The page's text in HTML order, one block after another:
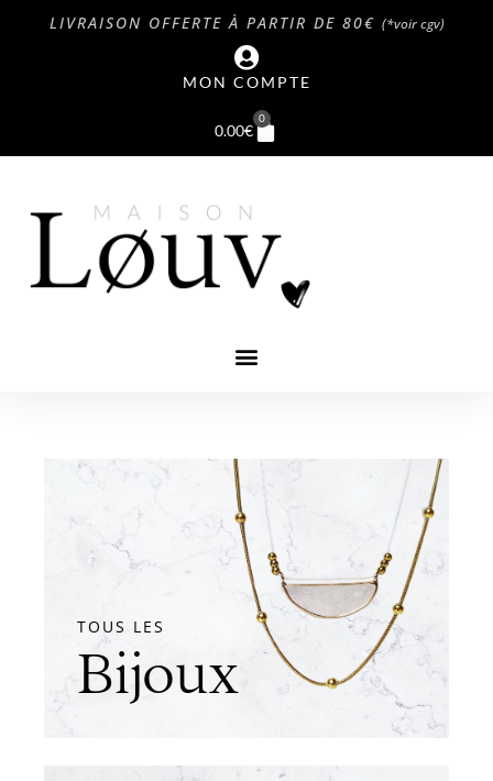
LIVRAISON OFFERTE À PARTIR DE 80€ (*voir cgv)
MON COMPTE
0.00€
0
TOUS LES
Bijoux